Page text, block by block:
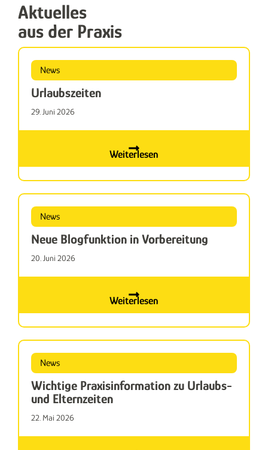
Aktuelles
aus der Praxis
News
Urlaubszeiten
29. Juni 2026
Weiterlesen
News
Neue Blogfunktion in Vorbereitung
20. Juni 2026
Weiterlesen
News
Wichtige Praxisinformation zu Urlaubs-
und Elternzeiten
22. Mai 2026